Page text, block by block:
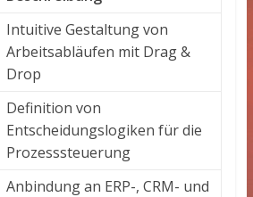
Intuitive Gestaltung von
Arbeitsabläufen mit Drag &
Drop
Definition von
Entscheidungslogiken für die
Prozesssteuerung
Anbindung an ERP-, CRM- und